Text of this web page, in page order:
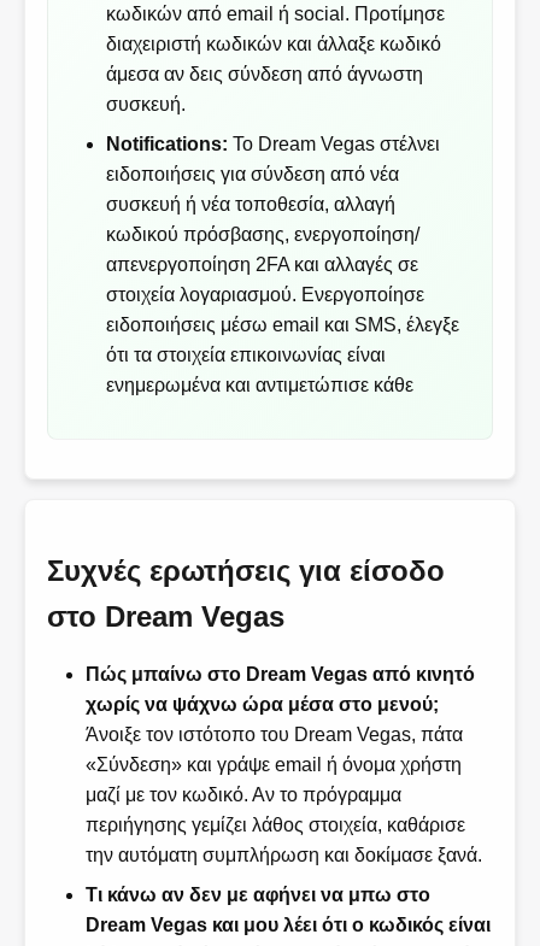
κωδικών από email ή social. Προτίμησε
διαχειριστή κωδικών και άλλαξε κωδικό
άμεσα αν δεις σύνδεση από άγνωστη
συσκευή.
Notifications: Το Dream Vegas στέλνει
ειδοποιήσεις για σύνδεση από νέα
συσκευή ή νέα τοποθεσία, αλλαγή
κωδικού πρόσβασης, ενεργοποίηση/
απενεργοποίηση 2FA και αλλαγές σε
στοιχεία λογαριασμού. Ενεργοποίησε
ειδοποιήσεις μέσω email και SMS, έλεγξε
ότι τα στοιχεία επικοινωνίας είναι
ενημερωμένα και αντιμετώπισε κάθε
Συχνές ερωτήσεις για είσοδο
στο Dream Vegas
Πώς μπαίνω στο Dream Vegas από κινητό
χωρίς να ψάχνω ώρα μέσα στο μενού;
Άνοιξε τον ιστότοπο του Dream Vegas, πάτα
«Σύνδεση» και γράψε email ή όνομα χρήστη
μαζί με τον κωδικό. Αν το πρόγραμμα
περιήγησης γεμίζει λάθος στοιχεία, καθάρισε
την αυτόματη συμπλήρωση και δοκίμασε ξανά.
Τι κάνω αν δεν με αφήνει να μπω στο
Dream Vegas και μου λέει ότι ο κωδικός είναι